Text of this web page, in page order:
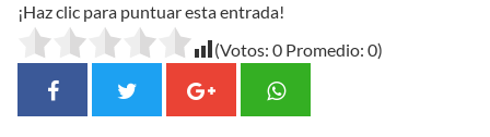
¡Haz clic para puntuar esta entrada!
(Votos: 0 Promedio: 0)